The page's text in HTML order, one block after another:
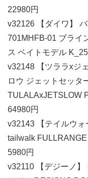
22980円
v32126 【ダイワ】
701MHFB-01 ブライ
ス ベイトモデル
v32148 【ツララxジ
ロウ ジェットセッタ
TULALAxJETSLOW
64980円
v32143 【テイルウ
tailwalk
5980円
v32110 【デジーノ】